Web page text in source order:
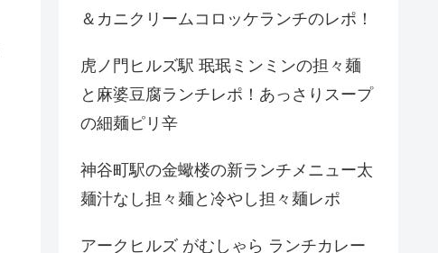
＆カニクリームコロッケランチのレポ！
虎ノ門ヒルズ駅 珉珉ミンミンの担々麺
と麻婆豆腐ランチレポ！あっさりスープ
の細麺ピリ辛
神谷町駅の金蠍楼の新ランチメニュー太
麺汁なし担々麺と冷やし担々麺レポ
アークヒルズ がむしゃら ランチカレー